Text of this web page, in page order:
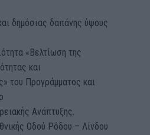
δημόσιας δαπάνης ύψους
«Βελτίωση της
και
του Προγράμματος και
Ανάπτυξης.
Οδού Ρόδου – Λίνδου